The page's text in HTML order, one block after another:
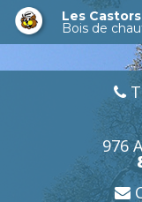
Aller
contenu
Les Castors
Bois de
976